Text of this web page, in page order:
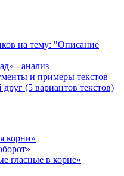
на тему: "Описание
- анализ
и примеры текстов
(5 вариантов текстов)
корни»
гласные в корне»